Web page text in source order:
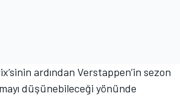
ardından Verstappen’in sezon
düşünebileceği yönünde